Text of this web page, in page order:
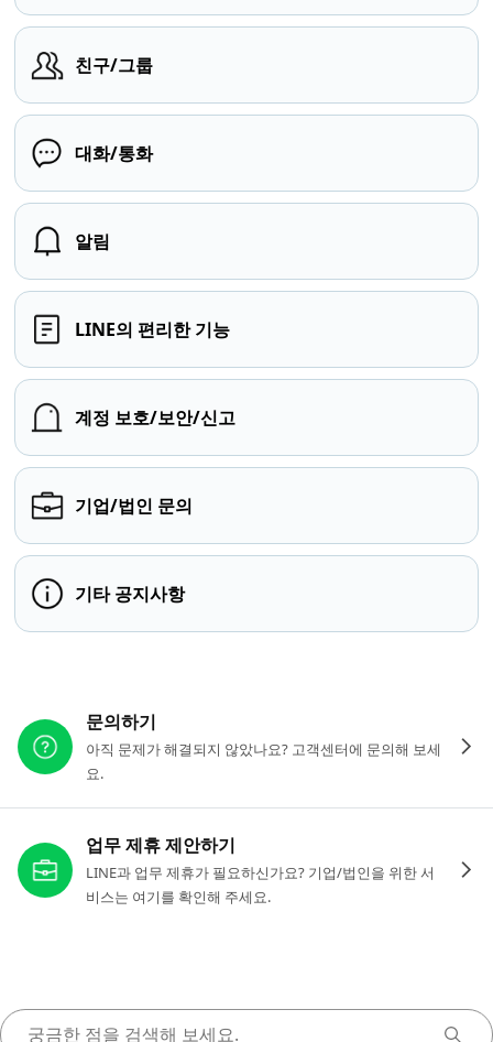
친구/그룹
대화/통화
알림
LINE의 편리한 기능
계정 보호/보안/신고
기업/법인 문의
기타 공지사항
문의하기
아직 문제가 해결되지 않았나요? 고객센터에 문의해 보세
요.
업무 제휴 제안하기
LINE과 업무 제휴가 필요하신가요? 기업/법인을 위한 서
비스는 여기를 확인해 주세요.